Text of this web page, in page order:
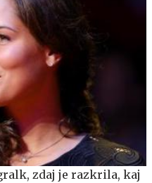
zdaj je razkrila, kaj